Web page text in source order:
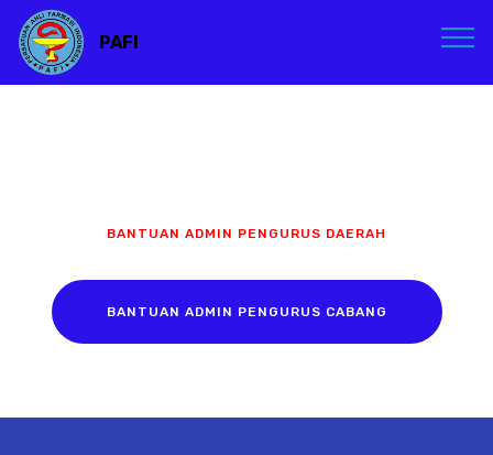
PAFI
BANTUAN ADMIN PENGURUS DAERAH
BANTUAN ADMIN PENGURUS CABANG